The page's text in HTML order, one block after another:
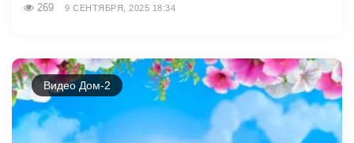
269 9 СЕНТЯБРЯ, 2025 18:34
Видео Дом-2